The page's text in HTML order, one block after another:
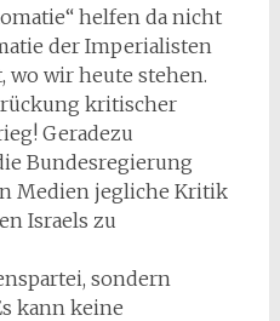
helfen da nicht
der Imperialisten
wo wir heute stehen.
kritischer
Geradezu
Bundesregierung
Medien jegliche Kritik
Israels zu
sondern
kann keine